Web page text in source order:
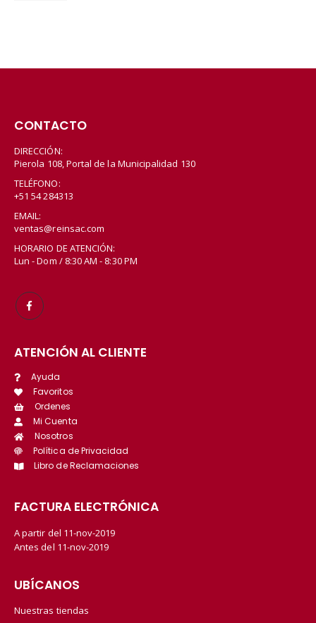
CONTACTO
DIRECCIÓN:
Pierola 108, Portal de la Municipalidad 130
TELÉFONO:
+51 54 284313
EMAIL:
ventas@reinsac.com
HORARIO DE ATENCIÓN:
Lun - Dom / 8:30 AM - 8:30 PM
ATENCIÓN AL CLIENTE
Ayuda
Favoritos
Ordenes
Mi Cuenta
Nosotros
Política de Privacidad
Libro de Reclamaciones
FACTURA ELECTRÓNICA
A partir del 11-nov-2019
Antes del 11-nov-2019
UBÍCANOS
Nuestras tiendas